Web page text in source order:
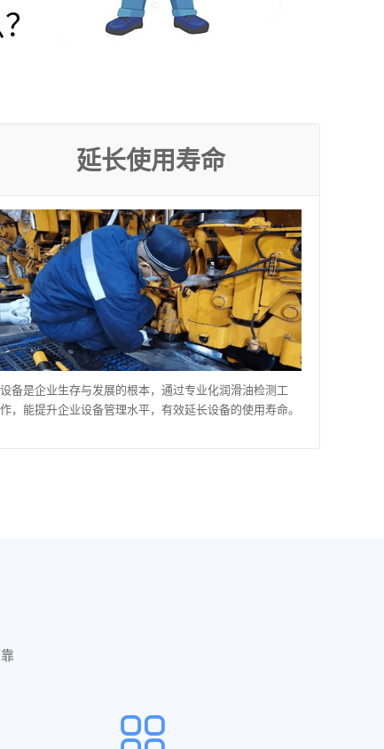
延长使用寿命
设备是企业生存与发展的根本，通过专业化润滑油检测工
作，能提升企业设备管理水平，有效延长设备的使用寿命。